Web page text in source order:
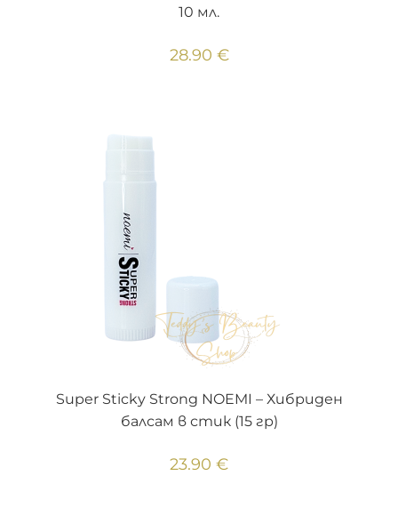
10 мл.
28.90 €
Super Sticky Strong NOEMI – Хибриден
балсам в стик (15 гр)
23.90 €